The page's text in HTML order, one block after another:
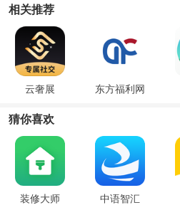
相关推荐
云奢展 东方福利网
猜你喜欢
装修大师 中语智汇